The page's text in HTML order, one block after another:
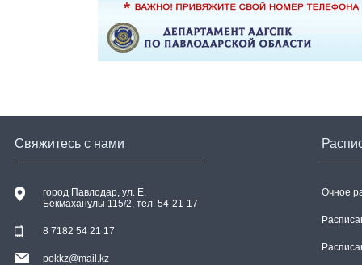
Свяжитесь с нами
город Павлодар, ул. E.
Бекмаханұлы 115/2, тел. 54-21-17
8 7182 54 21 17
pekkz@mail.kz
Очное